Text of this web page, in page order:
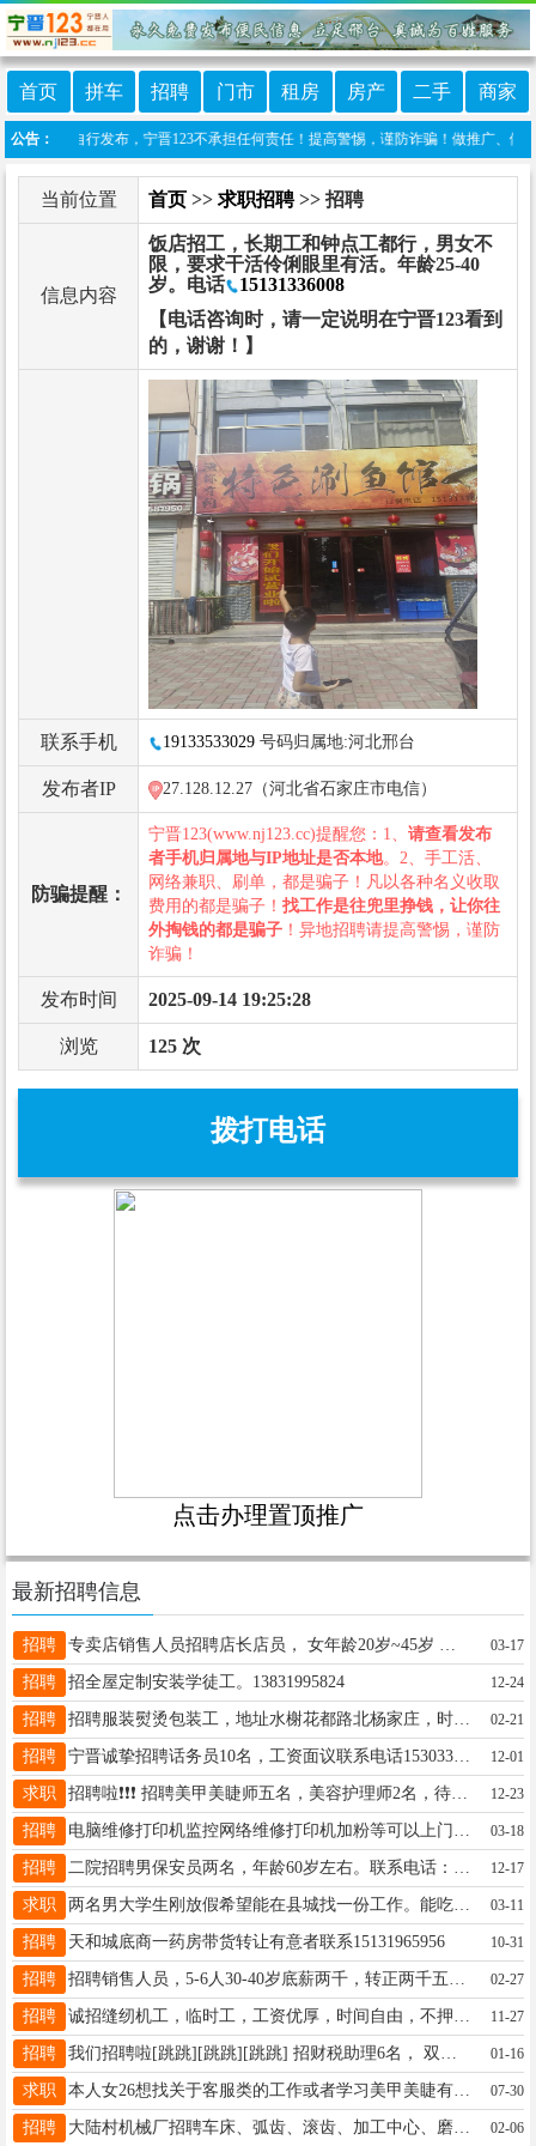
首页 拼车 招聘 门市 租房 房产 二手 商家
公告：
由网友自行发布，宁晋123不承担任何责任！提高警惕，谨防诈骗！做推广、做信
当前位置 首页 >> 求职招聘>> 招聘
信息内容
饭店招工，长期工和钟点工都行，男女不
限，要求干活伶俐眼里有活。年龄25-40
岁。电话
15131336008
【电话咨询时，请一定说明在宁晋123看到
的，谢谢！】
联系手机 19133533029 号码归属地:河北邢台
发布者IP 27.128.12.27（河北省石家庄市电信）
防骗提醒：
宁晋123(www.nj123.cc)提醒您：1、 请查看发布
者手机归属地与IP地址是否本地。2、手工活、
网络兼职、刷单，都是骗子！凡以各种名义收取
费用的都是骗子！ 找工作是往兜里挣钱，让你往
外掏钱的都是骗子 ！异地招聘请提高警惕，谨防
诈骗！
发布时间 2025-09-14 19:25:28
浏览 125 次
拨打电话
点击办理置顶推广
最新招聘信息
招聘 03-17
招聘 招全屋定制安装学徒工。13831995824 12-24
招聘 招聘服装熨烫包装工，地址水榭花都路北杨家庄，时间自由，电话，18032006973 02-21
招聘 宁晋诚挚招聘话务员10名，工资面议联系电话15303392677 12-01
求职 招聘啦❗️❗️❗️ 招聘美甲美睫师五名，美容护理师2名，待遇优厚，有意者联系15732998883 12-23
招聘 03-18
招聘 12-17
求职 两名男大学生刚放假希望能在县城找一份工作。能吃苦懂礼貌听话可以干到正月十五工资方面希望年假钱可以给一部分走的时候在结清就行联系方式；13081897923 03-11
招聘 天和城底商一药房带货转让有意者联系15131965956 10-31
招聘 02-27
招聘 11-27
招聘 01-16
求职 本人女26想找关于客服类的工作或者学习美甲美睫有合适的请联系18252328112（同微） 07-30
招聘 02-06